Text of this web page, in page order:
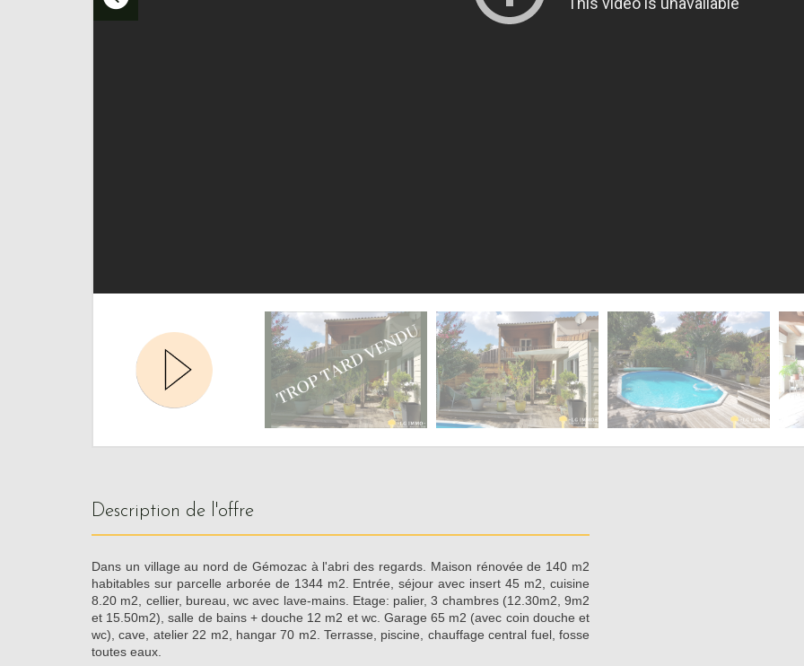
description de l'offre
Dans un village au nord de Gémozac à l'abri des regards. Maison rénovée de 140 m2
habitables sur parcelle arborée de 1344 m2. Entrée, séjour avec insert 45 m2, cuisine
8.20 m2, cellier, bureau, wc avec lave-mains. Etage: palier, 3 chambres (12.30m2, 9m2
et 15.50m2), salle de bains + douche 12 m2 et wc. Garage 65 m2 (avec coin douche et
wc), cave, atelier 22 m2, hangar 70 m2. Terrasse, piscine, chauffage central fuel, fosse
toutes eaux.